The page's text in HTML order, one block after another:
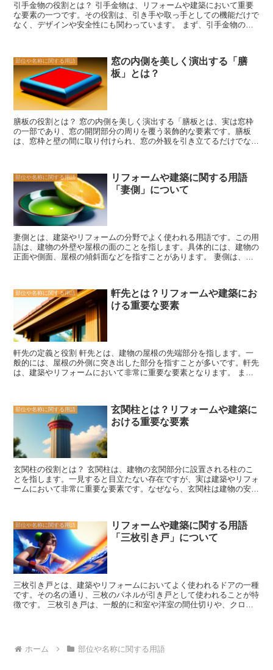
引手金物の役割とは？ 引手金物は、リフォームや建築において重要
な要素の一つです。その役割は、引き手や取っ手としての機能だけで
なく、デザインや安全性にも関わっています。 まず、引手金物の主
の扉を簡単に開け閉めすることができます。また、引手金物の形状や
材質によって、開閉時の手のかかり具合や操作感も変わってきます。
使いやすい引手金物を選ぶことで、日常の生活がより快適になるでし
ょう。 さらに、引手金物はデザイン面でも重要な役割を果たしてい
ます。引手金物のデザインは、家具や建物の印象を左右する要素の一
つです。シンプルでモダンなデザインの引手金物は、スタイリッシュ
な雰囲気を演出し、インテリアの一部としても美しく映えます。一方
で、アンティーク調の引手金物は、クラシックな雰囲気を醸し出し、
レトロな空間を演出することができます。引手金物のデザインは、建
物や家具のコンセプトに合わせて選ぶことが重要です。 さらに、引
では重要な役割を果たしています。適切な引手金物を選ぶことで、不
正侵入や盗難などのリスクを軽減することができます。 引手金物
は、リフォームや建築において見逃せない要素です。その役割は、開
閉のスムーズさ、デザインの美しさ、安全性の確保など多岐にわたり
ます。引手金物を選ぶ際には、機能性だけでなく、デザインや安全性
にも注意を払いましょう。
部位や名称に関する用語
窓の内側を美しく演出する「膳
板」とは？
膳板の役割とは？ 窓の内側を美しく演出する「膳板とは、実は窓枠
の一部であり、窓の開閉部分の周りを覆う装飾的な要素です。膳板
は、窓枠と壁の間に取り付けられ、窓の外観を引き立てるだけでな
す。膳板は、この隙間を覆い隠すことで、窓周りの美しさを保ちなが
ら、外部からの不快な要素を遮断します。 また、膳板は窓の断熱性
能を向上させる役割も果たしています。窓枠と壁の隙間からの熱の逃
げを防ぐことで、室内の温度を安定させる効果があります。特に冬場
には、膳板が窓枠と壁の間をしっかりと覆うことで、冷気の侵入を防
ぎ、暖房効果を高めることができます。 さらに、膳板は窓の音響性
能を向上させる役割も果たしています。窓枠と壁の隙間からの騒音の
侵入を防ぐことで、室内の静寂さを保つことができます。特に都市部
や交通量の多い場所に住んでいる場合、膳板は外部の騒音を遮断する
し、断熱性能や音響性能を向上させることで、快適な室内環境を実現
します。膳板の選び方や取り付け方には注意が必要ですが、正しく使
うことで窓周りの魅力を引き立てることができます。
部位や名称に関する用語
リフォームや建築に関する用語
「妻側」について
妻側とは、建築やリフォームの分野でよく使われる用語です。この用
語は、建物の外壁や屋根の面のことを指します。具体的には、建物の
正面や側面、屋根の傾斜面などを指すことがあります。 妻側は、建
建物の構造や耐久性にも影響を与えます。 妻側の設計やリフォーム
においては、建物の用途や周囲の環境に合わせて慎重に考慮する必要
があります。例えば、住宅の場合は、日当たりや風通しを考慮して妻
側の配置を決定することが重要です。また、商業施設やオフィスビル
の場合は、妻側のデザインが集客力やブランドイメージに直結するた
め、より注意が必要です。 妻側のリフォームを考える際には、建物
の外観だけでなく、断熱性や防水性などの機能面も考慮することが重
要です。また、妻側の素材や色合いも、建物のスタイルや周囲の景観
に合わせて選ぶ必要があります。 妻側は、建物の顔とも言える重要
部位や名称に関する用語
軒先とは？リフォームや建築にお
ける重要な要素
軒先の定義と役割 軒先とは、建物の屋根の先端部分を指します。一
般的には、屋根の外側に突き出した部分を指すことが多いです。軒先
は、建築やリフォームにおいて非常に重要な要素となります。 ま
水の原因となります。また、日光が直接建物に当たることで、室内の
温度上昇や色あせなどの問題が生じます。軒先は、これらの問題を防
ぐ役割を果たしています。 さらに、軒先は建物の外観にも大きく影
響を与えます。軒先の形状やデザインは、建物のスタイルや雰囲気を
決定する要素となります。例えば、伝統的な和風の建物では、軒先が
広く張り出していることが特徴的です。一方、現代的な洋風の建物で
は、軒先がシンプルでスマートなデザインとなっています。 また、
軒先は建物の周囲の環境にも配慮する必要があります。例えば、道路
からの距離や隣地との関係などを考慮して、適切な軒先の長さを設定
する必要があります。また、風や日照などの自然条件にも配慮し、軒
す。適切な軒先の設計やメンテナンスを行うことで、建物の寿命を延
ばし、快適な住まいを実現することができます。
部位や名称に関する用語
玄関柱とは？リフォームや建築に
おける重要な要素
玄関柱の役割とは？ 玄関柱は、建物の玄関部分に設置される柱のこ
とを指します。一見すると目立たない存在ですが、実は建築やリフォ
ームにおいて非常に重要な要素です。なぜなら、玄関柱は建物の安定
ます。また、玄関柱は建物の基礎と連結されており、建物全体の安定
性にも影響を与えます。そのため、適切な素材や設計が必要とされま
す。 さらに、玄関柱は建物の美しさを演出する役割も担っていま
す。玄関は建物の顔とも言える場所であり、訪れる人に最初に印象を
与える重要なスペースです。玄関柱のデザインや素材は、建物全体の
イメージやスタイルに合わせて選ばれることが多いです。木材や石材
などの自然素材を使用することで、温かみや風格を演出することも可
能です。 また、玄関柱はセキュリティ面でも重要な役割を果たして
います。玄関は家の出入り口であり、セキュリティの要となる場所で
フォームを行う際には、玄関柱の選定や設計にも注意を払う必要があ
ります。適切な素材やデザインを選ぶことで、建物全体の印象を高め
部位や名称に関する用語
リフォームや建築に関する用語
「三枚引き戸」について
三枚引き戸とは、建築やリフォームにおいてよく使われるドアの一種
です。その名の通り、三枚のパネルが引き戸として使われることが特
徴です。 三枚引き戸は、一般的に和室や洋室の間仕切りや、クロー
ます。この追加されたパネルによって、開口部を広くすることができ
ます。 また、三枚引き戸はデザインの自由度が高いという利点もあ
ホーム 部位や名称に関する用語